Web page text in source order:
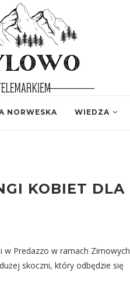
NORWESKA WIEDZA
KOBIET DLA
Predazzo w ramach Zimowych
skoczni, który odbędzie się